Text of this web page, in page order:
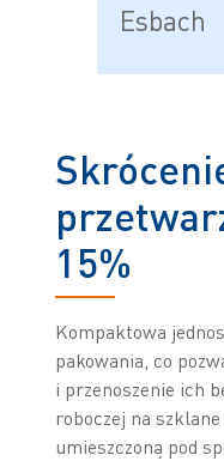
Esbach
15%
Kompaktowa
pakowania, co
i przenoszenie ich
roboczej na
umieszczoną pod